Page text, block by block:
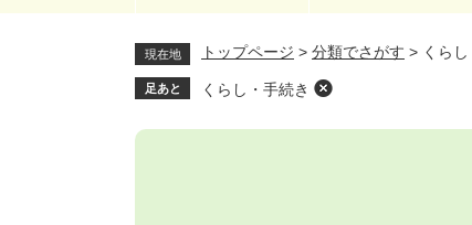
現在地 トップページ > 分類でさがす > くら
足あと くらし・手続き
本